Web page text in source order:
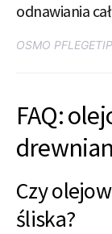
odnawiania
OSMO
FAQ:
Czy
śliska?